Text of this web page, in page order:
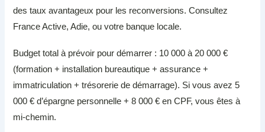
des taux avantageux pour les reconversions. Consultez
France Active, Adie, ou votre banque locale.
Budget total à prévoir pour démarrer : 10 000 à 20 000 €
(formation + installation bureautique + assurance +
immatriculation + trésorerie de démarrage). Si vous avez 5
000 € d’épargne personnelle + 8 000 € en CPF, vous êtes à
mi-chemin.